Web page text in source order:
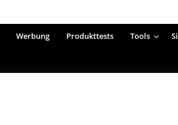
Werbung Produkttests Tools